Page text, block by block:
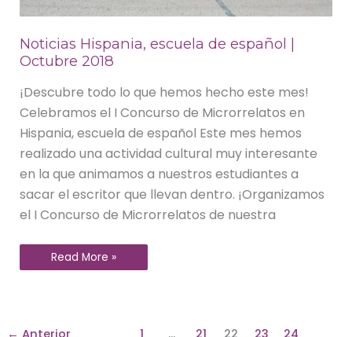
Noticias Hispania, escuela de español |
Octubre 2018
¡Descubre todo lo que hemos hecho este mes!
Celebramos el I Concurso de Microrrelatos en
Hispania, escuela de español Este mes hemos
realizado una actividad cultural muy interesante
en la que animamos a nuestros estudiantes a
sacar el escritor que llevan dentro. ¡Organizamos
el I Concurso de Microrrelatos de nuestra
Read More »